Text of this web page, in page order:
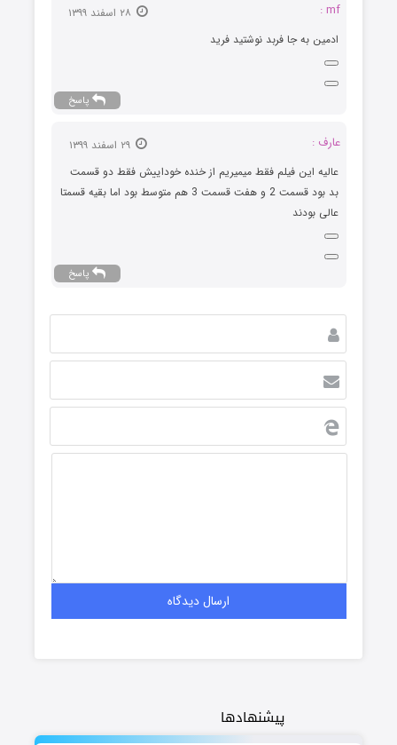
پیشنهادها
mf :
ادمین به جا فربد نوشتید فرید
پاسخ
عارف :
۲۹ اسفند ۱۳۹۹
عالیه این فیلم فقط میمیریم از خنده خوداییش فقط دو قسمت
بد بود قسمت 2 و هفت قسمت 3 هم متوسط بود اما بقیه قسمتا
عالی بودند
پاسخ